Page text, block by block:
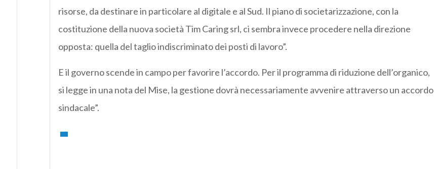
risorse, da destinare in particolare al digitale e al Sud. Il piano di societarizzazione, con la
costituzione della nuova società Tim Caring srl, ci sembra invece procedere nella direzione
opposta: quella del taglio indiscriminato dei posti di lavoro”.
E il governo scende in campo per favorire l’accordo. Per il programma di riduzione dell’organico,
si legge in una nota del Mise, la gestione dovrà necessariamente avvenire attraverso un accordo
sindacale”.